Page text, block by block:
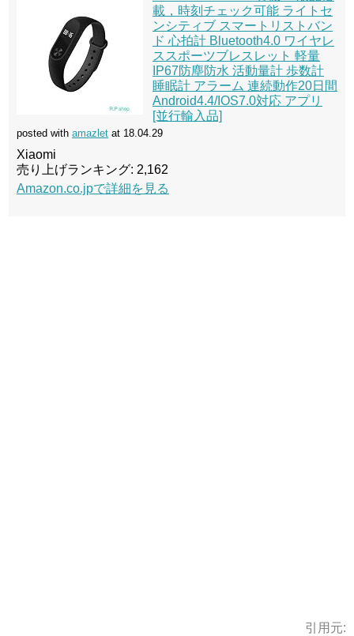
載，時刻チェック可能 ライトセ
ンシティブ スマートリストバン
ド 心拍計 Bluetooth4.0 ワイヤレ
ススポーツブレスレット 軽量
IP67防塵防水 活動量計 歩数計
睡眠計 アラーム 連続動作20日間
Android4.4/IOS7.0対応 アプリ
[並行輸入品]
posted with amazlet at 18.04.29
Xiaomi
売り上げランキング: 2,162
Amazon.co.jpで詳細を見る
引用元: